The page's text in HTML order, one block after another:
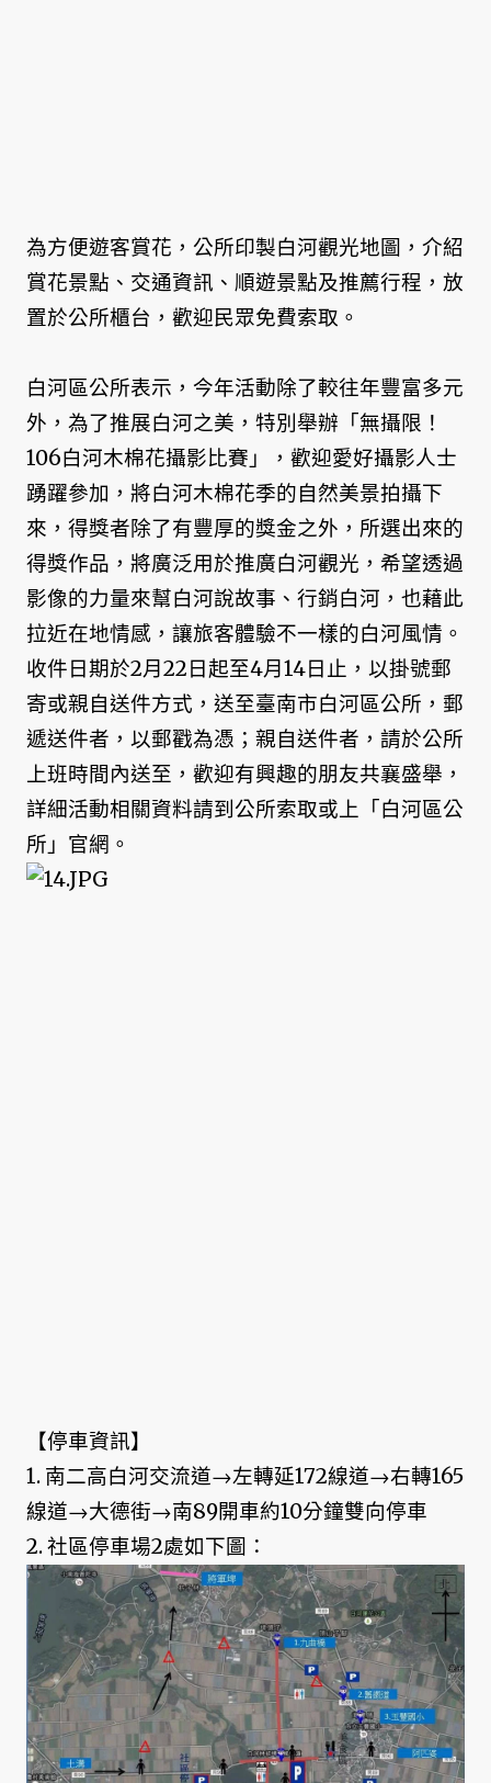
為方便遊客賞花，公所印製白河觀光地圖，介紹
賞花景點、交通資訊、順遊景點及推薦行程，放
置於公所櫃台，歡迎民眾免費索取。
白河區公所表示，今年活動除了較往年豐富多元
外，為了推展白河之美，特別舉辦「無攝限！
106白河木棉花攝影比賽」，歡迎愛好攝影人士
踴躍參加，將白河木棉花季的自然美景拍攝下
來，得獎者除了有豐厚的獎金之外，所選出來的
得獎作品，將廣泛用於推廣白河觀光，希望透過
影像的力量來幫白河說故事、行銷白河，也藉此
拉近在地情感，讓旅客體驗不一樣的白河風情。
收件日期於2月22日起至4月14日止，以掛號郵
寄或親自送件方式，送至臺南市白河區公所，郵
遞送件者，以郵戳為憑；親自送件者，請於公所
上班時間內送至，歡迎有興趣的朋友共襄盛舉，
詳細活動相關資料請到公所索取或上「白河區公
所」官網。
【停車資訊】
1. 南二高白河交流道→左轉延172線道→右轉165
線道→大德街→南89開車約10分鐘雙向停車
2. 社區停車場2處如下圖：